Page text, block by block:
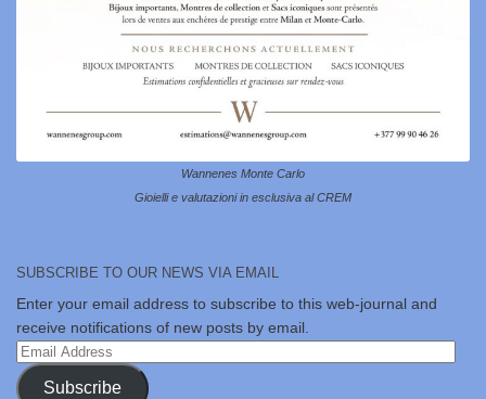
Wannenes Monte Carlo
Gioielli e valutazioni in esclusiva al CREM
SUBSCRIBE TO OUR NEWS VIA EMAIL
Enter your email address to subscribe to this web-journal and
receive notifications of new posts by email.
Email
Address
Subscribe